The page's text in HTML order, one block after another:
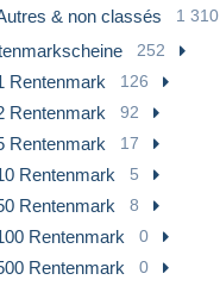
& non classés 1 310
252
Rentenmark 126
Rentenmark 92
Rentenmark 17
Rentenmark 5
Rentenmark 8
Rentenmark 0
Rentenmark 0